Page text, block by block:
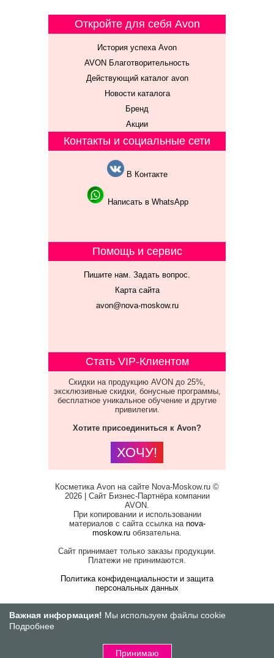
Откройте для себя Avon
История успеха Avon
AVON Благотворительность
Действующий каталог avon
Новости каталога
Бренд
Акции
Контакты и социальные сети
В Контакте
Написать в WhatsApp
Помощь и сервис
Пишите нам. Задать вопрос.
Карта сайта
avon@nova-moskow.ru
Стать VIP-Клиентом
Скидки на продукцию AVON до 25%,
эксклюзивные скидки, бонусные программы,
бесплатное уникальное обучение и другие
привилегии.
Хотите присоединиться к Avon?
ХОЧУ!
Косметика Avon на сайте Nova-Moskow.ru ©
2026 | Сайт Бизнес-Партнёра компании
AVON.
При копировании и использовании
материалов с сайта ссылка на nova-
moskow.ru обязательна.
Сайт принимает только заказы продукции.
Платежи не принимаются.
Политика конфиденциальности и защита
персональных данных
Важная информация! Мы используем файлы cookie
Подробнее
Принимаю